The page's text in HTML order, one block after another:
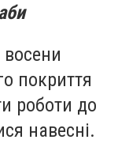
покриття
роботи до
навесні.